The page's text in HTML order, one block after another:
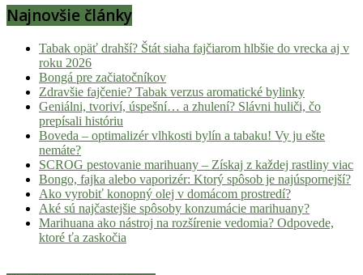
Najnovšie články
Tabak opäť drahší? Štát siaha fajčiarom hlbšie do vrecka aj v
roku 2026
Bongá pre začiatočníkov
Zdravšie fajčenie? Tabak verzus aromatické bylinky
Geniálni, tvoriví, úspešní… a zhulení? Slávni huliči, čo
prepísali históriu
Boveda – optimalizér vlhkosti bylín a tabaku! Vy ju ešte
nemáte?
SCROG pestovanie marihuany – Získaj z každej rastliny viac
Bongo, fajka alebo vaporizér: Ktorý spôsob je najúspornejší?
Ako vyrobiť konopný olej v domácom prostredí?
Aké sú najčastejšie spôsoby konzumácie marihuany?
Marihuana ako nástroj na rozšírenie vedomia? Odpovede,
ktoré ťa zaskočia